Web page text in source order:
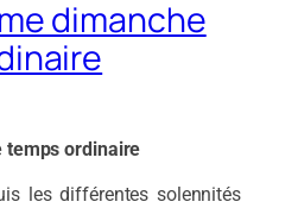
dimanche
temps ordinaire
les différentes solennités